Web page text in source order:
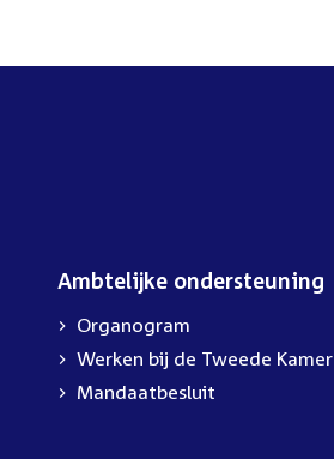
Ambtelijke ondersteuning
Organogram
External
link:
Werken bij de Tweede Kamer
Mandaatbesluit